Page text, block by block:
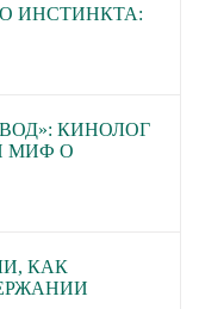
ИНСТИНКТА:
КИНОЛОГ
МИФ О
КАК